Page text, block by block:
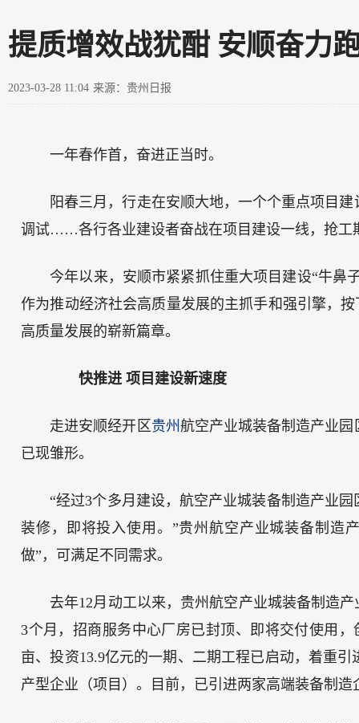
提质增效战犹酣 安顺奋力
2023-03-28 11:04 来源：贵州日报
一年春作首，奋进正当时。
阳春三月，行走在安顺大地，一个个重点项目
调试……各行各业建设者奋战在项目建设一线，抢工
今年以来，安顺市紧紧抓住重大项目建设“牛鼻
作为推动经济社会高质量发展的主抓手和强引擎，
高质量发展的崭新篇章。
快推进 项目建设新速度
走进安顺经开区贵州 航空产业城装备制造产业
已现雏形。
“经过3个多月建设，航空产业城装备制造产业
装修，即将投入使用。”贵州航空产业城装备制造
做”，可满足不同需求。
去年12月动工以来，贵州航空产业城装备制造
3个月，招商服务中心厂房已封顶、即将交付使用
亩、投资13.9亿元的一期、二期工程已启动，着重
产型企业（项目）。目前，已引进两家高端装备制造